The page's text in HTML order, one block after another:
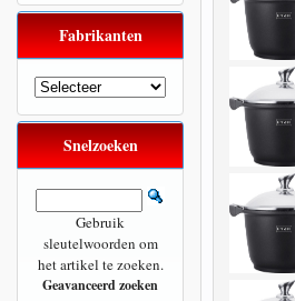
Fabrikanten
Snelzoeken
Gebruik
sleutelwoorden om
het artikel te zoeken.
Geavanceerd zoeken